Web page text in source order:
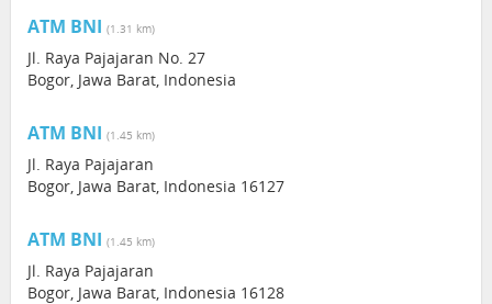
ATM BNI (1.31 km)
Jl. Raya Pajajaran No. 27
Bogor, Jawa Barat, Indonesia
ATM BNI (1.45 km)
Jl. Raya Pajajaran
Bogor, Jawa Barat, Indonesia 16127
ATM BNI (1.45 km)
Jl. Raya Pajajaran
Bogor, Jawa Barat, Indonesia 16128